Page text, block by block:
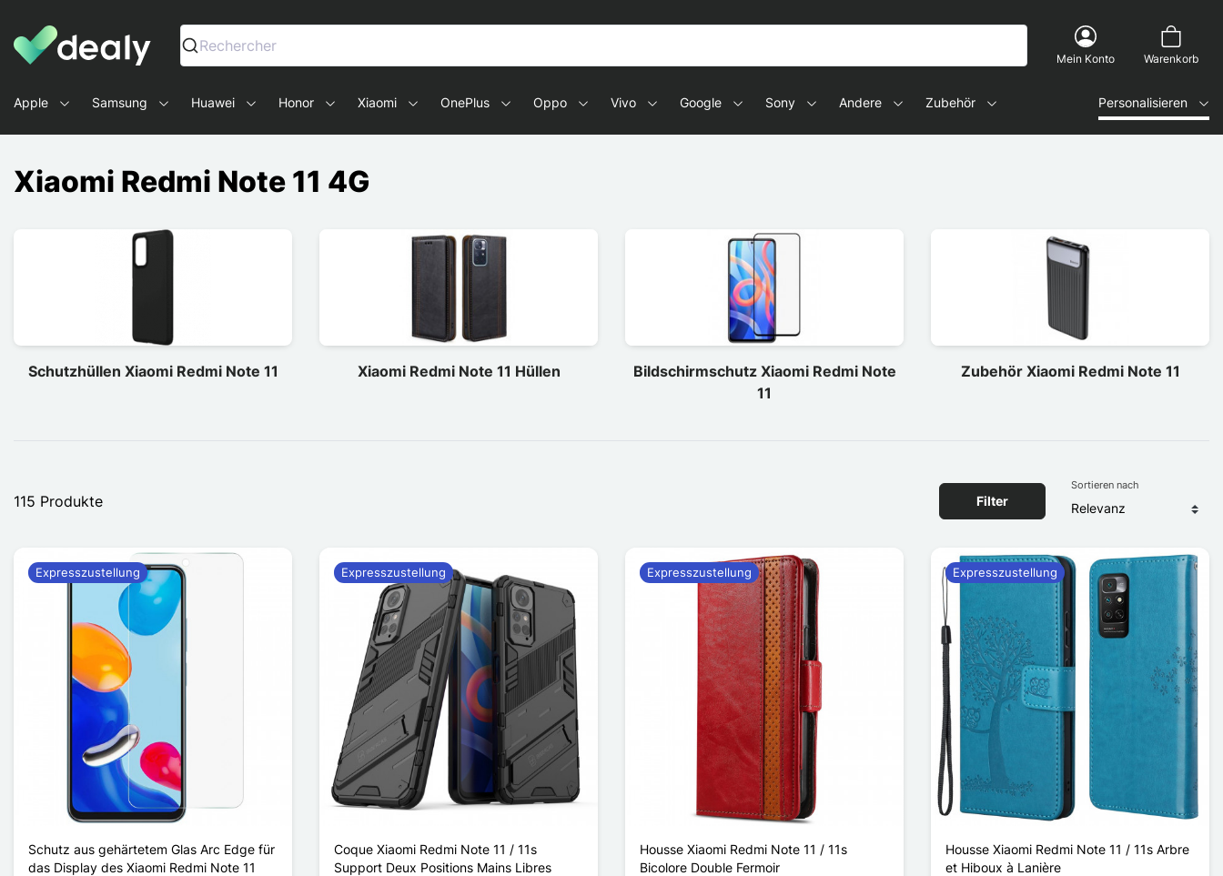
Dealy - Hüllen und Zubehör für Smartphones und Tablets
Rechercher
Mein Konto Warenkorb
Apple Samsung Huawei Honor Xiaomi OnePlus Oppo Vivo Google Sony Andere Zubehör Personalisieren
Xiaomi Redmi Note 11 4G
Schutzhüllen Xiaomi Redmi Note 11 Xiaomi Redmi Note 11 Hüllen
Bildschirmschutz Xiaomi Redmi Note
11
Zubehör Xiaomi Redmi Note 11
115 Produkte Filter
Sortieren nach
Schutz aus gehärtetem Glas Arc Edge für
das Display des Xiaomi Redmi Note 11
Expresszustellung
Coque Xiaomi Redmi Note 11 / 11s
Support Deux Positions Mains Libres
Expresszustellung
Housse Xiaomi Redmi Note 11 / 11s
Bicolore Double Fermoir
Expresszustellung
Housse Xiaomi Redmi Note 11 / 11s Arbre
et Hiboux à Lanière
Expresszustellung